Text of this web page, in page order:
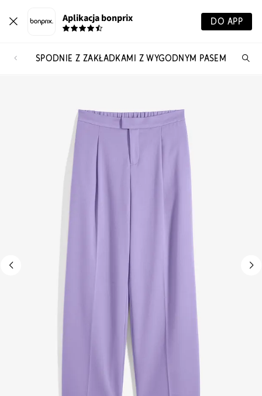
Aplikacja bonprix DO APP
SPODNIE Z ZAKŁADKAMI Z WYGODNYM PASEM